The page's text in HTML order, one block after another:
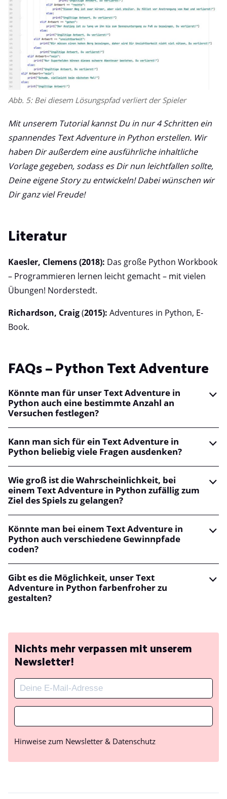
Abb. 5: Bei diesem Lösungspfad verliert der Spieler
Mit unserem Tutorial kannst Du in nur 4 Schritten ein
spannendes Text Adventure in Python erstellen. Wir
haben Dir außerdem eine ausführliche inhaltliche
Vorlage gegeben, sodass es Dir nun leichtfallen sollte,
Deine eigene Story zu entwickeln! Dabei wünschen wir
Dir ganz viel Freude!
Literatur
Kaesler, Clemens (2018): Das große Python Workbook
– Programmieren lernen leicht gemacht – mit vielen
Übungen! Norderstedt.
Richardson, Craig(2015): Adventures in Python, E-
Book.
FAQs – Python Text Adventure
Könnte man für unser Text Adventure in
Python auch eine bestimmte Anzahl an
Versuchen festlegen?
Kann man sich für ein Text Adventure in
Python beliebig viele Fragen ausdenken?
Wie groß ist die Wahrscheinlichkeit, bei
einem Text Adventure in Python zufällig zum
Ziel des Spiels zu gelangen?
Könnte man bei einem Text Adventure in
Python auch verschiedene Gewinnpfade
coden?
Gibt es die Möglichkeit, unser Text
Adventure in Python farbenfroher zu
gestalten?
Nichts mehr verpassen mit unserem
Newsletter!
Hinweise zum Newsletter & Datenschutz